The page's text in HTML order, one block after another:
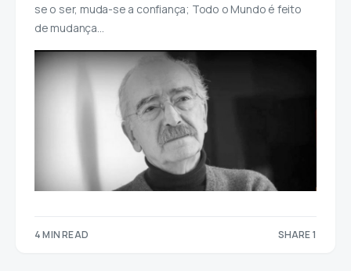
se o ser, muda-se a confiança; Todo o Mundo é feito
de mudança…
4 MIN READ SHARE 1